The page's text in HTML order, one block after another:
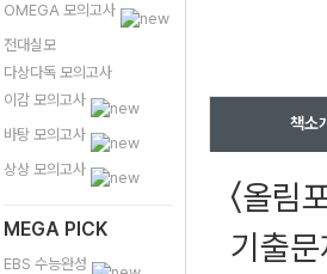
OMEGA 모의고사
전대실모
다상다독 모의고사
이감 모의고사
바탕 모의고사
상상 모의고사
MEGA PICK
EBS 수능완성
책소
〈올림
기출